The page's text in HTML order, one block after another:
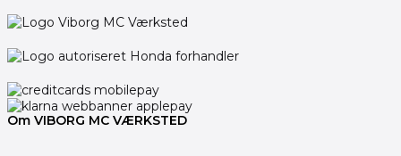
Om VIBORG MC VÆRKSTED